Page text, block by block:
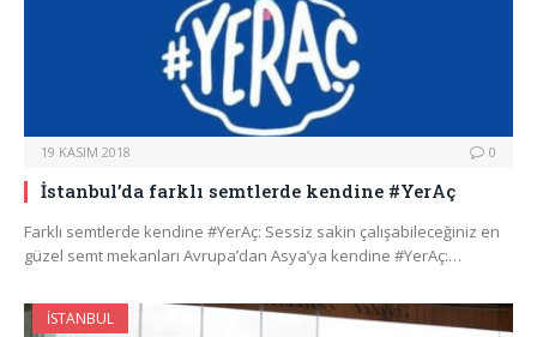
19 KASIM 2018 0
İstanbul’da farklı semtlerde kendine #YerAç
Farklı semtlerde kendine #YerAç: Sessiz sakin çalışabileceğiniz en
güzel semt mekanları Avrupa’dan Asya’ya kendine #YerAç:…
İSTANBUL